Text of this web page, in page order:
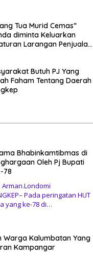
Tua Murid Cemas”
diminta Keluarkan
Larangan Penjualan
Butuh PJ Yang
Faham Tentang Daerah
Bhabinkamtibmas di
Oleh Pj Bupati
78
Arman.Londomi
Pada peringatan HUT
yang ke-78 di…
Warga Kalumbatan Yang
Kampangar